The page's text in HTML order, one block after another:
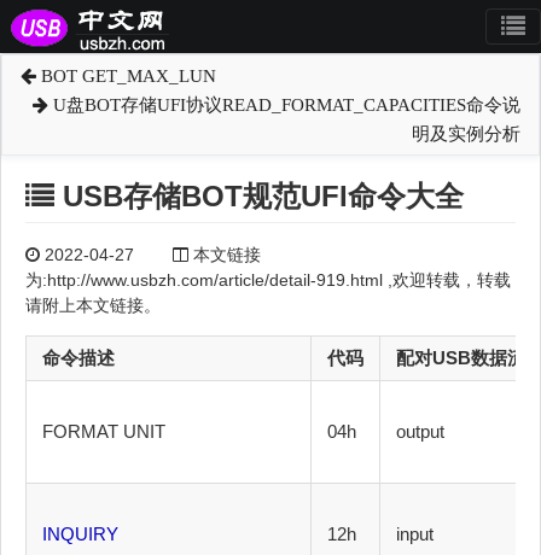
BOT GET_MAX_LUN
U盘BOT存储UFI协议READ_FORMAT_CAPACITIES命令说
明及实例分析
USB存储BOT规范UFI命令大全
2022-04-27
本文链接
为:http://www.usbzh.com/article/detail-919.html ,欢迎转载，转载
请附上本文链接。
命令描述 代码 配对USB数据流
FORMAT UNIT 04h output
INQUIRY 12h input